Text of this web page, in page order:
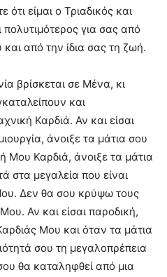
ότι είμαι ο Τριαδικός και
για σας από
από την ίδια σας τη ζωή.
βρίσκεται σε Μένα, κι
και
Καρδιά. Αν και είσαι
άνοιξε τα μάτια σου
Μου Καρδιά, άνοιξε τα μάτια
στα μεγαλεία που είναι
Δεν θα σου κρύψω τους
Αν και είσαι παροδική,
Μου και όταν τα μάτια
σου τη μεγαλοπρέπεια
θα καταληφθεί από μια